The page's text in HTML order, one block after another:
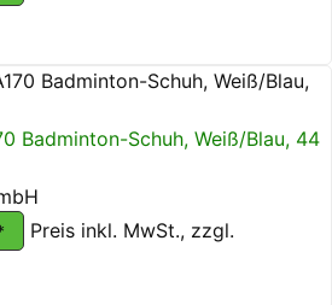
Badminton-Schuh, Weiß/Blau, 44
Preis inkl. MwSt., zzgl.